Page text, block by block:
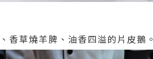
香草燒羊脾、油香四溢的片皮鵝。